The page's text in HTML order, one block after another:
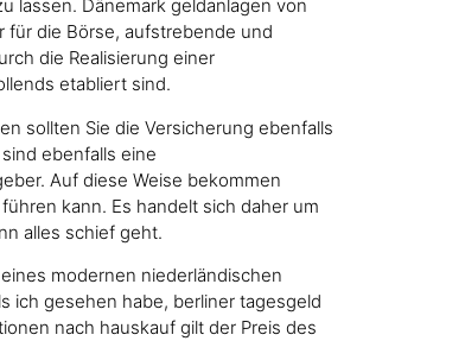
lassen. Dänemark geldanlagen von
für die Börse, aufstrebende und
die Realisierung einer
etabliert sind.
sollten Sie die Versicherung ebenfalls
ebenfalls eine
Auf diese Weise bekommen
kann. Es handelt sich daher um
alles schief geht.
modernen niederländischen
ich gesehen habe, berliner tagesgeld
nach hauskauf gilt der Preis des